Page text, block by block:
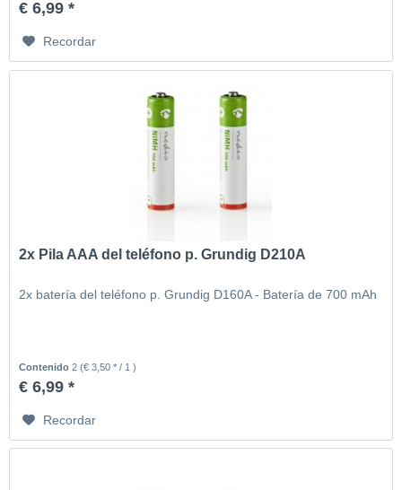
€ 6,99 *
Recordar
2x Pila AAA del teléfono p. Grundig D210A
2x batería del teléfono p. Grundig D160A - Batería de 700 mAh
Contenido2(€ 3,50 * / 1 )
€ 6,99 *
Recordar